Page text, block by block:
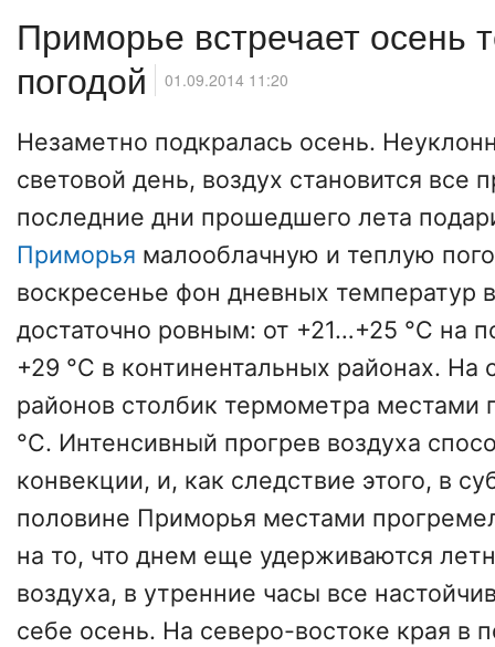
Приморье встречает осень
погодой
01.09.2014 11:20
Незаметно подкралась осень.
световой день, воздух становится все
последние дни прошедшего лета
Приморья малооблачную и теплую
воскресенье фон дневных температур
достаточно ровным: от +21…+25 °C на
+29 °C в континентальных районах. На
районов столбик термометра местами
°C. Интенсивный прогрев воздуха
конвекции, и, как следствие этого, в
половине Приморья местами
на то, что днем еще удерживаются
воздуха, в утренние часы все
себе осень. На северо-востоке края в